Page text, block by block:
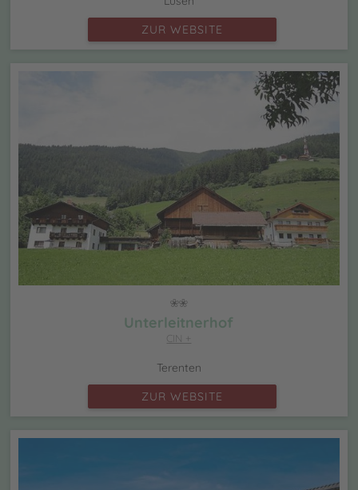
ZUR WEBSITE
Unterleitnerhof
CIN +
Terenten
ZUR WEBSITE